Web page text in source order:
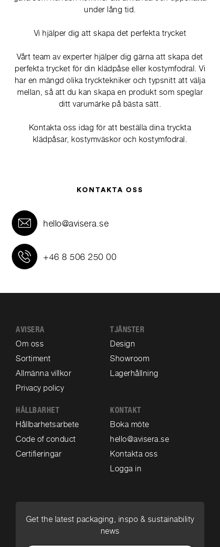
under lång tid.
Vi hjälper dig att skapa det perfekta trycket
Vårt team av experter hjälper dig gärna att skapa det
perfekta trycket för din klädpåse eller kostymfodral. Vi
har en mängd olika trycktekniker och typsnitt att välja
mellan, så att du kan skapa en produkt som speglar
ditt varumärke på bästa sätt.
Kontakta oss idag för att beställa dina tryckta
klädpåsar, kostymväskor och kostymfodral.
KONTAKTA OSS
hello@avisera.se
+46 8 506 250 00
AVISERA
Om oss
Sortiment
Allmänna villkor
Privacy policy
TJÄNSTER
Design
Showroom
Lagerhållning
HÅLLBARHET
Hållbarhetsarbete
Code of conduct
Certifieringar
KONTAKT
Boka möte
hello@avisera.se
Kontakta oss
Logga in
Get the latest packaging, inspo & sustainability
news